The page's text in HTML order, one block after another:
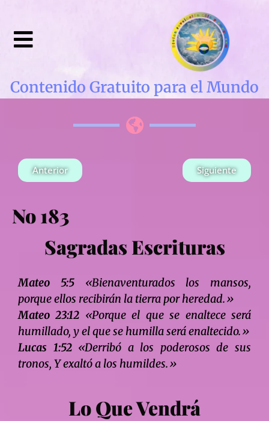
Contenido Gratuito para el Mundo
Anterior Siguiente
No 183
Sagradas Escrituras
Mateo 5:5«Bienaventurados los mansos,
porque ellos recibirán la tierra por heredad.»
Mateo 23:12 «Porque el que se enaltece será
humillado, y el que se humilla será enaltecido.»
Lucas 1:52«Derribó a los poderosos de sus
tronos, Y exaltó a los humildes.»
Lo Que Vendrá